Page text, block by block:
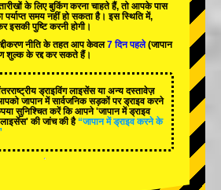
के लिए बुकिंग करना चाहते हैं, तो आपके पास
समय नहीं हो सकता है। इस स्थिति में,
इसकी पुष्टि करनी होगी।
नीति के तहत आप केवल7 दिन पहले(जापान
शुल्क के रद्द कर सकते हैं।
ड्राइविंग लाइसेंस या अन्य दस्तावेज़
जापान में सार्वजनिक सड़कों पर ड्राइव करने
सुनिश्चित करें कि आपने 'जापान में ड्राइव
की जांच की है “जापान में ड्राइव करने के